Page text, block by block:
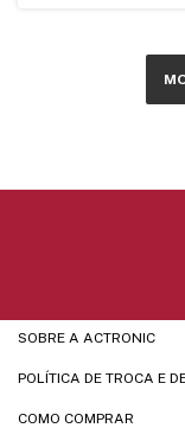
SOBRE A ACTRONIC
POLÍTICA DE TROCA E
COMO COMPRAR